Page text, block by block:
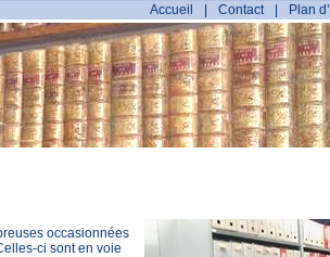
Accueil Contact Plan
occasionnées
ci sont en voie